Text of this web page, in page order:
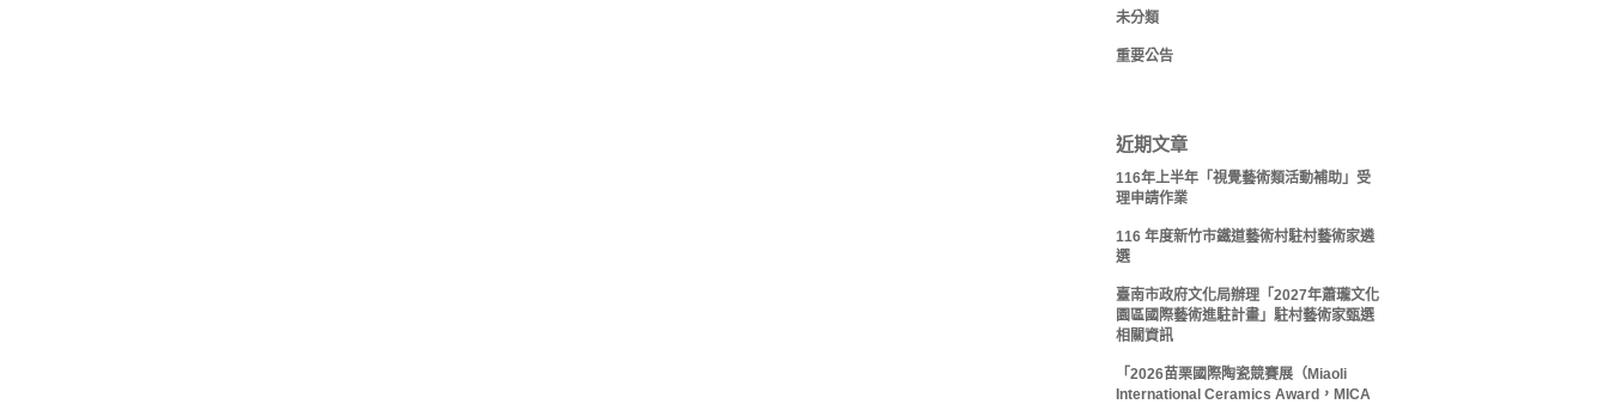
未分類
重要公告
近期文章
116年上半年「視覺藝術類活動補助」受
理申請作業
116 年度新竹市鐵道藝術村駐村藝術家遴
選
臺南市政府文化局辦理「2027年蕭瓏文化
園區國際藝術進駐計畫」駐村藝術家甄選
相關資訊
「2026苗栗國際陶瓷競賽展（Miaoli
International Ceramics Award，MICA